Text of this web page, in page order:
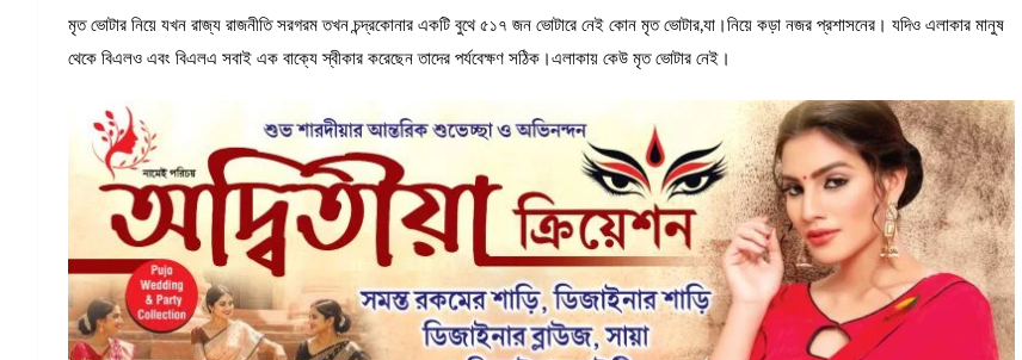
মৃত ভোটার নিয়ে যখন রাজ্য রাজনীতি সরগরম তখন চন্দ্রকোনার একটি বুথে ৫১৭ জন ভোটারে নেই কোন মৃত ভোটার,যা।নিয়ে কড়া নজর প্রশাসনের। যদিও এলাকার মানুষ
থেকে বিএলও এবং বিএলএ সবাই এক বাক্যে স্বীকার করেছেন তাদের পর্যবেক্ষণ সঠিক।এলাকায় কেউ মৃত ভোটার নেই।